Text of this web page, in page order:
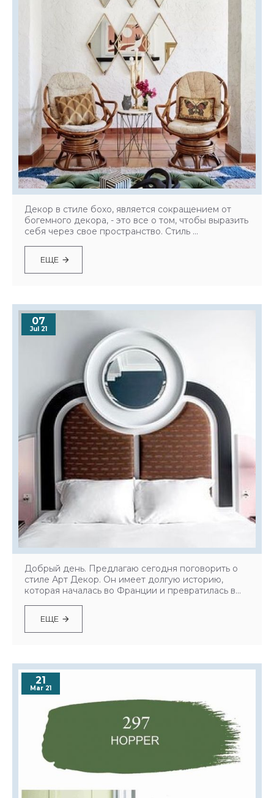
Декор в стиле бохо, является сокращением от
богемного декора, - это все о том, чтобы выразить
себя через свое пространство. Стиль ...
ЕЩЕ
07
Jul 21
Добрый день. Предлагаю сегодня поговорить о
стиле Арт Декор. Он имеет долгую историю,
которая началась во Франции и превратилась в...
ЕЩЕ
21
Mar 21